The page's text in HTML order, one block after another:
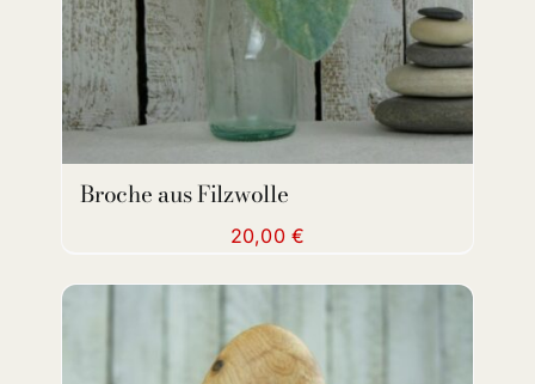
Broche aus Filzwolle
20,00€